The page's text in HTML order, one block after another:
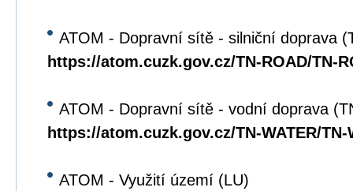
ATOM - Dopravní sítě - silniční doprava
https://atom.cuzk.gov.cz/TN-ROAD/TN-
ATOM - Dopravní sítě - vodní doprava
https://atom.cuzk.gov.cz/TN-WATER/TN-
ATOM - Využití území (LU)